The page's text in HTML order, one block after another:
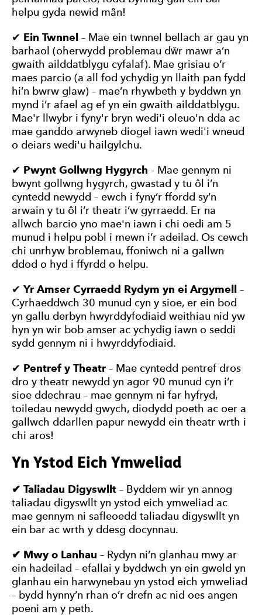
helpu gyda newid mân!
✔ Ein Twnnel – Mae ein twnnel bellach ar gau yn
barhaol (oherwydd problemau dŵr mawr a’n
gwaith ailddatblygu cyfalaf). Mae grisiau o’r
maes parcio (a all fod ychydig yn llaith pan fydd
hi’n bwrw glaw) – mae’n rhywbeth y byddwn yn
mynd i’r afael ag ef yn ein gwaith ailddatblygu.
Mae'r llwybr i fyny'r bryn wedi'i oleuo'n dda ac
mae ganddo arwyneb diogel iawn wedi'i wneud
o deiars wedi'u hailgylchu.
✔ Pwynt Gollwng Hygyrch - Mae gennym ni
bwynt gollwng hygyrch, gwastad y tu ôl i’n
cyntedd newydd – ewch i fyny’r ffordd sy’n
arwain y tu ôl i’r theatr i’w gyrraedd. Er na
allwch barcio yno mae'n iawn i chi oedi am 5
munud i helpu pobl i mewn i’r adeilad. Os cewch
chi unrhyw broblemau, ffoniwch ni a gallwn
ddod o hyd i ffyrdd o helpu.
✔Yr Amser Cyrraedd Rydym yn ei Argymell –
Cyrhaeddwch 30 munud cyn y sioe, er ein bod
yn gallu derbyn hwyrddyfodiaid weithiau nid yw
hyn yn wir bob amser ac ychydig iawn o seddi
sydd gennym ni i hwyrddyfodiaid.
✔ Pentref y Theatr – Mae cyntedd pentref dros
dro y theatr newydd yn agor 90 munud cyn i’r
sioe ddechrau – mae gennym ni far hyfryd,
toiledau newydd gwych, diodydd poeth ac oer a
gallwch ddarllen papur newydd ein theatr wrth i
chi aros!
Yn Ystod Eich Ymweliad
✔ Taliadau Digyswllt – Byddem wir yn annog
taliadau digyswllt yn ystod eich ymweliad ac
mae gennym ni safleoedd taliadau digyswllt yn
ein bar ac wrth y ddesg docynnau.
✔ Mwy o Lanhau – Rydyn ni’n glanhau mwy ar
ein hadeilad – efallai y byddwch yn ein gweld yn
glanhau ein harwynebau yn ystod eich ymweliad
– bydd hynny’n rhan o’r drefn ac nid oes angen
poeni am y peth.